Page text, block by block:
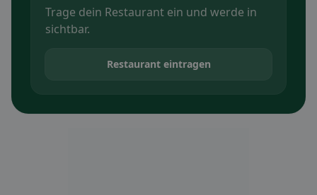
Trage dein Restaurant ein und werde in
sichtbar.
Restaurant eintragen